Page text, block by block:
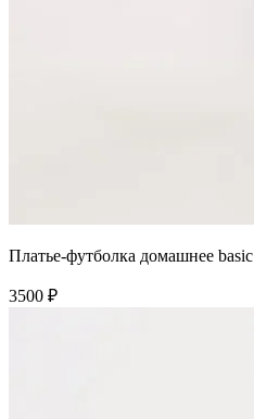
Платье-футболка домашнее basic
3500 ₽